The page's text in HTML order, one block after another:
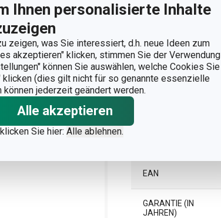
Ihnen personalisierte Inhalte
zeigen, was Sie interessiert, d.h. neue Ideen zum
akzeptieren" klicken, stimmen Sie der Verwendung
können Sie auswählen, welche Cookies Sie
klicken (dies gilt nicht für so genannte essenzielle
jederzeit geändert werden.
Alle akzeptieren
Sie hier: Alle ablehnen.
GLAS-/KERAMIKHERD
ELEKTROHERD
PFOA FREI
EAN
GARANTIE (IN
JAHREN)